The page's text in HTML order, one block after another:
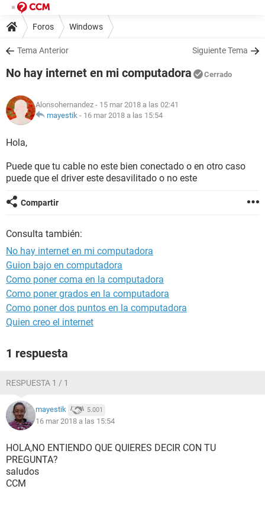
Foros Windows
Tema Anterior Siguiente Tema
No hay internet en mi computadora Cerrado
Alonsohernandez - 15 mar 2018 a las 02:41
mayestik - 16 mar 2018 a las 15:54
Hola,
Puede que tu cable no este bien conectado o en otro caso
puede que el driver este desavilitado o no este
Compartir
Consulta también:
No hay internet en mi computadora
Guion bajo en computadora
Como poner coma en la computadora
Como poner grados en la computadora
Como poner dos puntos en la computadora
Quien creo el internet
1 respuesta
RESPUESTA 1 / 1
mayestik 5.001
16 mar 2018 a las 15:54
HOLA,NO ENTIENDO QUE QUIERES DECIR CON TU
PREGUNTA?
saludos
CCM